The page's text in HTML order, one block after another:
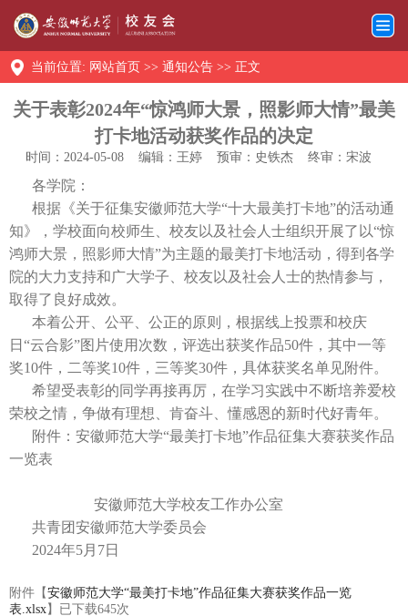
当前位置: 网站首页 >> 通知公告>> 正文
关于表彰2024年“惊鸿师大景，照影师大情”最美
打卡地活动获奖作品的决定
时间：2024-05-08 编辑：王婷 预审：史铁杰 终审：宋波
各学院：
根据《关于征集安徽师范大学“十大最美打卡地”的活动通
知》，学校面向校师生、校友以及社会人士组织开展了以“惊
鸿师大景，照影师大情”为主题的最美打卡地活动，得到各学
院的大力支持和广大学子、校友以及社会人士的热情参与，
取得了良好成效。
本着公开、公平、公正的原则，根据线上投票和校庆
日“云合影”图片使用次数，评选出获奖作品50件，其中一等
奖10件，二等奖10件，三等奖30件，具体获奖名单见附件。
希望受表彰的同学再接再厉，在学习实践中不断培养爱校
荣校之情，争做有理想、肯奋斗、懂感恩的新时代好青年。
附件：安徽师范大学“最美打卡地”作品征集大赛获奖作品
一览表
安徽师范大学校友工作办公室
共青团安徽师范大学委员会
2024年5月7日
附件【安徽师范大学“最美打卡地”作品征集大赛获奖作品一览
表.xlsx 】已下载645次